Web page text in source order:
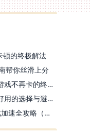
顿的终极解法
帮你丝滑上分
美国打我的起源加速器下载指南：海外玩国服游戏不再卡的终极方案
江南百景图国外加速器有哪些？海外玩家亲测好用的选择与避坑指南
去国外能打王国保卫战4吗？海外玩家国服游戏加速全攻略（附公主连结幻想江湖实测）